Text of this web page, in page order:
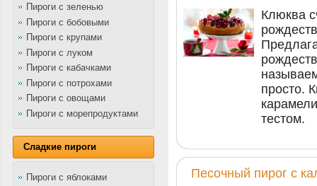
Пироги с зеленью
Пироги с бобовыми
Пироги с крупами
Пироги с луком
Пироги с кабачками
Пироги с потрохами
Пироги с овощами
Пироги с морепродуктами
Сладкие пироги
Пироги с яблоками
Клюква
просто.
тестом.
Песочный пирог с